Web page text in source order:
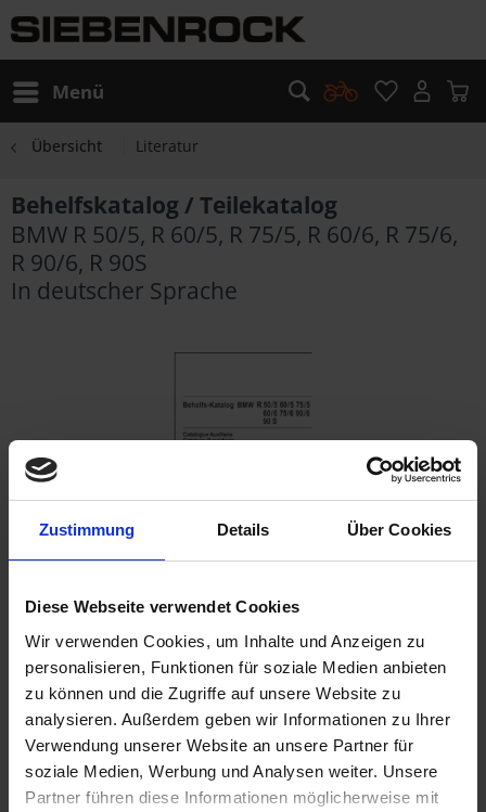
Zustimmung Details Über Cookies
Diese Webseite verwendet Cookies
Wir verwenden Cookies, um Inhalte und Anzeigen zu
personalisieren, Funktionen für soziale Medien anbieten
zu können und die Zugriffe auf unsere Website zu
analysieren. Außerdem geben wir Informationen zu Ihrer
Verwendung unserer Website an unsere Partner für
soziale Medien, Werbung und Analysen weiter. Unsere
Partner führen diese Informationen möglicherweise mit
Menü
Übersicht Literatur
Behelfskatalog / Teilekatalog
BMW R 50/5, R 60/5, R 75/5, R 60/6, R 75/6,
R 90/6, R 90S
In deutscher Sprache
54,75 €
inkl. ges. USt.,zzgl. Versandkosten
Sofort versandfertig, Lieferzeit ca. 2-4 Werktage innerhalb
Deutschlands
Warenkorb
Merken Bewerten